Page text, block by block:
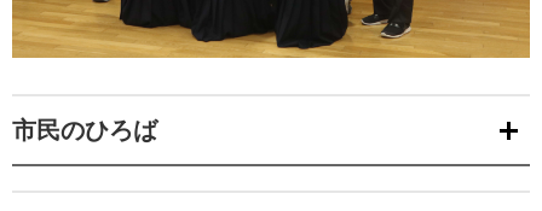
市民のひろば